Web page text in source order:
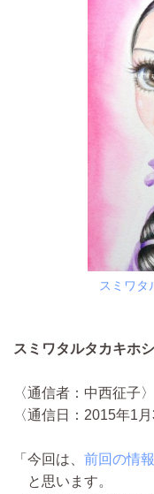
スミワタ
スミワタルタカキホ
〈通信者：中西征子〉
〈通信日：2015年1月
「今回は、 前回の情報
と思います。